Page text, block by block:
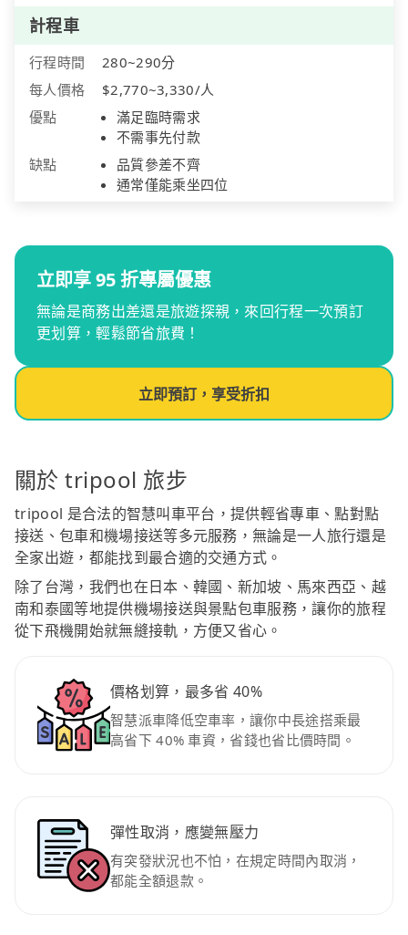
計程車
行程時間
280~290分
每人價格
$2,770~3,330/人
優點
滿足臨時需求
不需事先付款
缺點
品質參差不齊
通常僅能乘坐四位
立即享 95 折專屬優惠
無論是商務出差還是旅遊探親，來回行程一次預訂
更划算，輕鬆節省旅費！
立即預訂，享受折扣
關於 tripool 旅步
tripool 是合法的智慧叫車平台，提供輕省專車、點對點
接送、包車和機場接送等多元服務，無論是一人旅行還是
全家出遊，都能找到最合適的交通方式。
除了台灣，我們也在日本、韓國、新加坡、馬來西亞、越
南和泰國等地提供機場接送與景點包車服務，讓你的旅程
從下飛機開始就無縫接軌，方便又省心。
價格划算，最多省 40%
智慧派車降低空車率，讓你中長途搭乘最
高省下 40% 車資，省錢也省比價時間。
彈性取消，應變無壓力
有突發狀況也不怕，在規定時間內取消，
都能全額退款。